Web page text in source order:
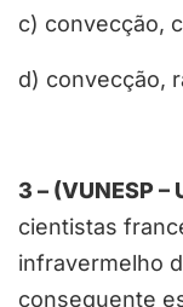
c) convecção,
d) convecção,
3 – (VUNESP –
cientistas
infravermelho
consequente